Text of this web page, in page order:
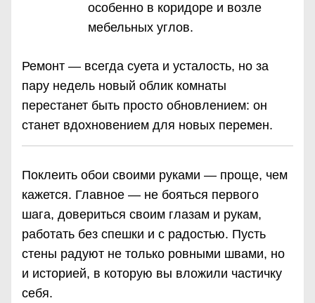
особенно в коридоре и возле
мебельных углов.
Ремонт — всегда суета и усталость, но за
пару недель новый облик комнаты
перестанет быть просто обновлением: он
станет вдохновением для новых перемен.
Поклеить обои своими руками — проще, чем
кажется. Главное — не бояться первого
шага, довериться своим глазам и рукам,
работать без спешки и с радостью. Пусть
стены радуют не только ровными швами, но
и историей, в которую вы вложили частичку
себя.